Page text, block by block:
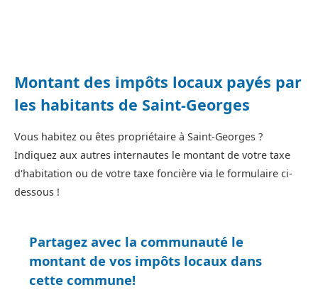
Montant des impôts locaux payés par
les habitants de Saint-Georges
Vous habitez ou êtes propriétaire à Saint-Georges ?
Indiquez aux autres internautes le montant de votre taxe
d'habitation ou de votre taxe foncière via le formulaire ci-
dessous !
Partagez avec la communauté le
montant de vos impôts locaux dans
cette commune!